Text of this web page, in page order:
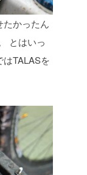
たかったん
とはいっ
TALASを